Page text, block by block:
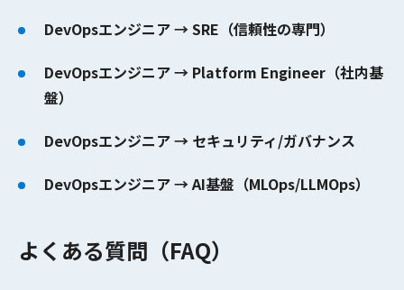
DevOpsエンジニア → SRE（信頼性の専門）
DevOpsエンジニア → Platform Engineer（社内基
盤）
DevOpsエンジニア → セキュリティ/ガバナンス
DevOpsエンジニア → AI基盤（MLOps/LLMOps）
よくある質問（FAQ）